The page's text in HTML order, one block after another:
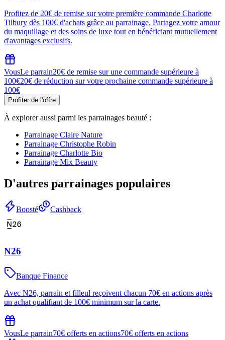
Profitez de 20€ de remise sur votre première commande Charlotte
Tilbury dès 100€ d'achats grâce au parrainage. Partagez votre amour
du maquillage et des soins de luxe tout en bénéficiant mutuellement
d'avantages exclusifs.
VousLe parrain20€ de remise sur une commande supérieure à
100€20€ de réduction sur votre prochaine commande supérieure à
100€
Profiter de l'offre
À explorer aussi parmi les parrainages beauté :
Parrainage Claire Nature
Parrainage Christophe Robin
Parrainage Charlotte Bio
Parrainage Mix Beauty
D'autres parrainages populaires
Boosté Cashback
N26
Banque Finance
Avec N26, parrain et filleul reçoivent chacun 70€ en actions après
un achat qualifiant de 100€ minimum sur la carte.
VousLe parrain70€ offerts en actions70€ offerts en actions